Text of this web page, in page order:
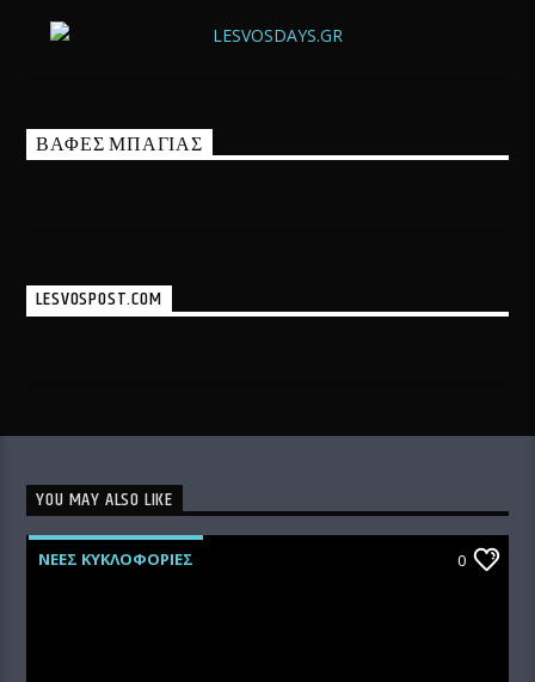
ΒΑΦΕΣ ΜΠΑΓΙΑΣ
LESVOSPOST.COM
YOU MAY ALSO LIKE
ΝΕΕΣ ΚΥΚΛΟΦΟΡΙΕΣ 0